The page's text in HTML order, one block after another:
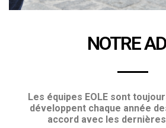
NOTRE
Les équipes EOLE sont
développent chaque année
accord avec les